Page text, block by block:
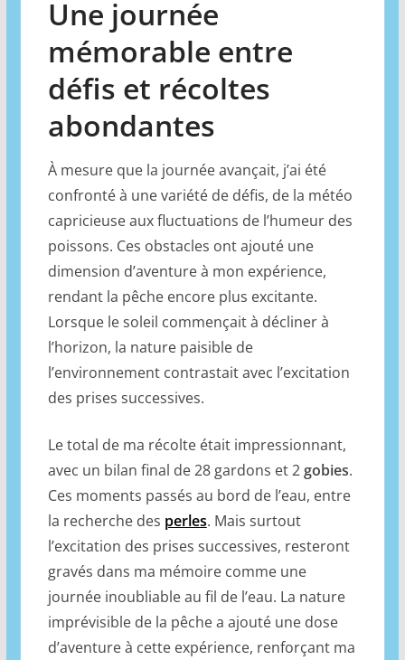
Une journée
mémorable entre
défis et récoltes
abondantes
À mesure que la journée avançait, j’ai été
confronté à une variété de défis, de la météo
capricieuse aux fluctuations de l’humeur des
poissons. Ces obstacles ont ajouté une
dimension d’aventure à mon expérience,
rendant la pêche encore plus excitante.
Lorsque le soleil commençait à décliner à
l’horizon, la nature paisible de
l’environnement contrastait avec l’excitation
des prises successives.
Le total de ma récolte était impressionnant,
avec un bilan final de 28 gardons et 2gobies.
Ces moments passés au bord de l’eau, entre
la recherche des perles. Mais surtout
l’excitation des prises successives, resteront
gravés dans ma mémoire comme une
journée inoubliable au fil de l’eau. La nature
imprévisible de la pêche a ajouté une dose
d’aventure à cette expérience, renforçant ma